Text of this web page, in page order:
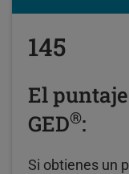
145
El
GED®:
Si obtienes un